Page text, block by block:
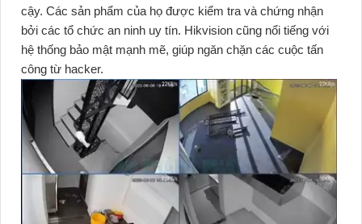
cậy. Các sản phẩm của họ được kiểm tra và chứng nhận
bởi các tổ chức an ninh uy tín. Hikvision cũng nổi tiếng với
hệ thống bảo mật mạnh mẽ, giúp ngăn chặn các cuộc tấn
công từ hacker.